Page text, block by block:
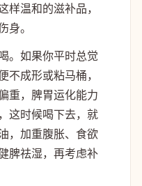
样温和的滋补品，
身。
。如果你平时总觉
不成形或粘马桶，
重，脾胃运化能力
这时候喝下去，就
，加重腹胀、食欲
脾祛湿，再考虑补